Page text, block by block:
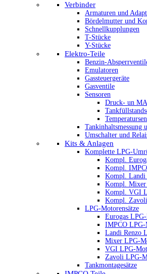
Verbinder
Armaturen und
Bördelmutter und
Schnellkupplungen
T-Stücke
Y-Stücke
Elektro-Teile
Benzin-
Emulatoren
Gassteuergeräte
Gasventile
Sensoren
Druck- un
Tankinhaltsmessung
Umschalter und
Kits & Anlagen
Komplette LPG-
Kompl.
Kompl.
Kompl. Landi
Kompl. Mixer
Kompl. VGI
Kompl.
LPG-Motorensätze
Eurogas
IMPCO LPG-
Landi Renzo
Mixer LPG-
VGI LPG-
Zavoli LPG-
Tankmontagesätze